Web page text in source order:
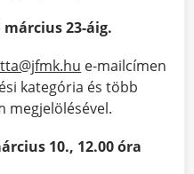
23-áig.
e-mailcímen
kategória és több
megjelölésével.
10., 12.00 óra